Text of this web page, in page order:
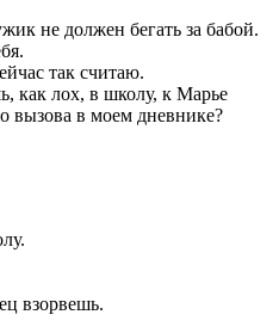
не должен бегать за бабой.
так считаю.
как лох, в школу, к Марье
вызова в моем дневнике?
взорвешь.